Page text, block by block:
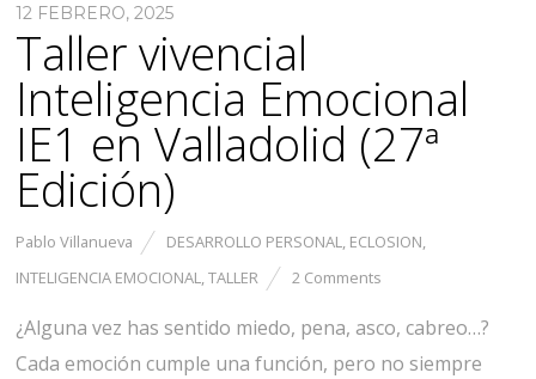
12 FEBRERO, 2025
Taller vivencial
Inteligencia Emocional
IE1 en Valladolid (27ª
Edición)
Pablo Villanueva DESARROLLO PERSONAL, ECLOSION,
INTELIGENCIA EMOCIONAL,TALLER 2 Comments
¿Alguna vez has sentido miedo, pena, asco, cabreo…?
Cada emoción cumple una función, pero no siempre